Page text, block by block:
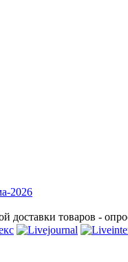
2026
доставки товаров -